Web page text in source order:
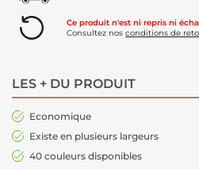
Ce produit n'est ni repris ni
Consultez nos conditions de
LES + DU PRODUIT
Economique
Existe en plusieurs largeurs
40 couleurs disponibles